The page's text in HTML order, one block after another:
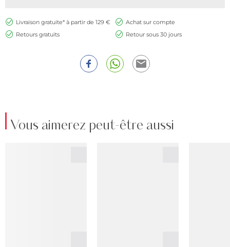
Livraison gratuite* à partir de 129 €
Achat sur compte
Retours gratuits
Retour sous 30 jours
Vous aimerez peut-être aussi